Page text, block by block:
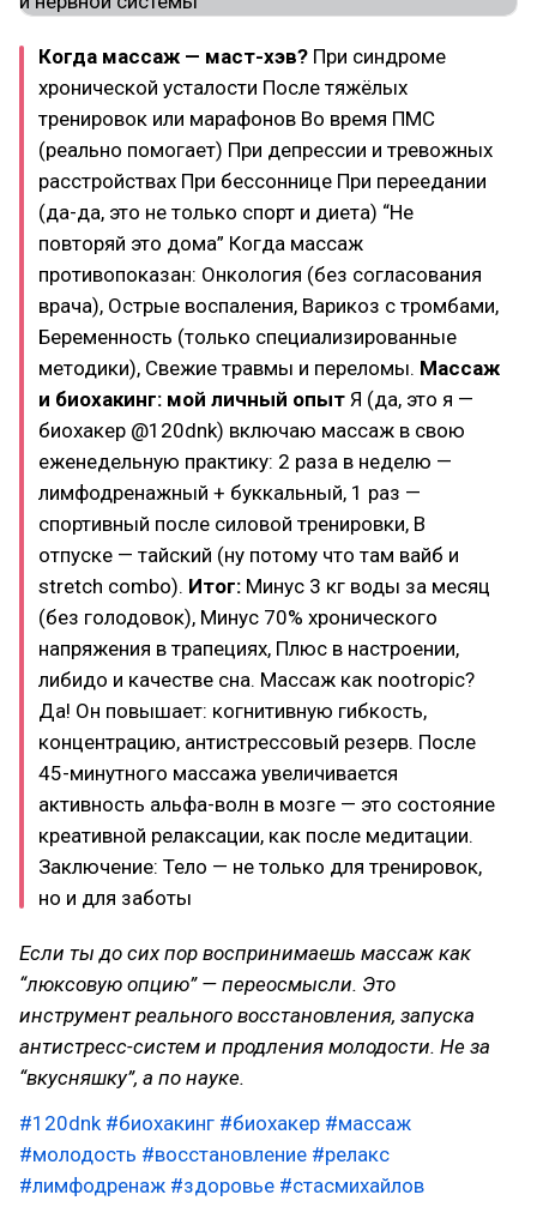
Когда массаж — маст-хэв? При синдроме
хронической усталости После тяжёлых
тренировок или марафонов Во время ПМС
(реально помогает) При депрессии и тревожных
расстройствах При бессоннице При переедании
(да-да, это не только спорт и диета) “Не
повторяй это дома” Когда массаж
противопоказан: Онкология (без согласования
врача), Острые воспаления, Варикоз с тромбами,
Беременность (только специализированные
методики), Свежие травмы и переломы. Массаж
и биохакинг: мой личный опыт Я (да, это я —
биохакер @120dnk) включаю массаж в свою
еженедельную практику: 2 раза в неделю —
лимфодренажный + буккальный, 1 раз —
спортивный после силовой тренировки, В
отпуске — тайский (ну потому что там вайб и
stretch combo). Итог: Минус 3 кг воды за месяц
(без голодовок), Минус 70% хронического
напряжения в трапециях, Плюс в настроении,
либидо и качестве сна. Массаж как nootropic?
Да! Он повышает: когнитивную гибкость,
концентрацию, антистрессовый резерв. После
45-минутного массажа увеличивается
активность альфа-волн в мозге — это состояние
креативной релаксации, как после медитации.
Заключение: Тело — не только для тренировок,
но и для заботы
Если ты до сих пор воспринимаешь массаж как
“люксовую опцию” — переосмысли. Это
инструмент реального восстановления, запуска
антистресс-систем и продления молодости. Не за
“вкусняшку”, а по науке.
#120dnk #биохакинг #биохакер #массаж
#молодость #восстановление #релакс
#лимфодренаж #здоровье #стасмихайлов